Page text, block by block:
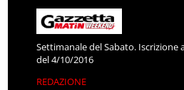
Settimanale del Sabato. Iscrizione
del 4/10/2016
REDAZIONE